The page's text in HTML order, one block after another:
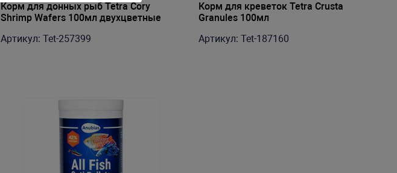
Корм для донных рыб Tetra Cory
Shrimp Wafers 100мл двухцветные
Артикул: Tet-257399
Корм для креветок Tetra Crusta
Granules 100мл
Артикул: Tet-187160